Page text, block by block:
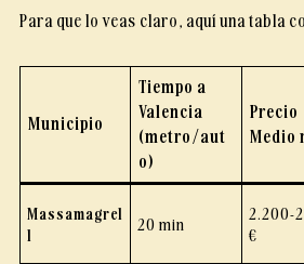
Para que lo veas claro, aquí una tabla
Municipio
Tiempo a
Valencia
(metro/aut
o)
Precio
Medio
Massamagrel
l
20 min
2.200-
€